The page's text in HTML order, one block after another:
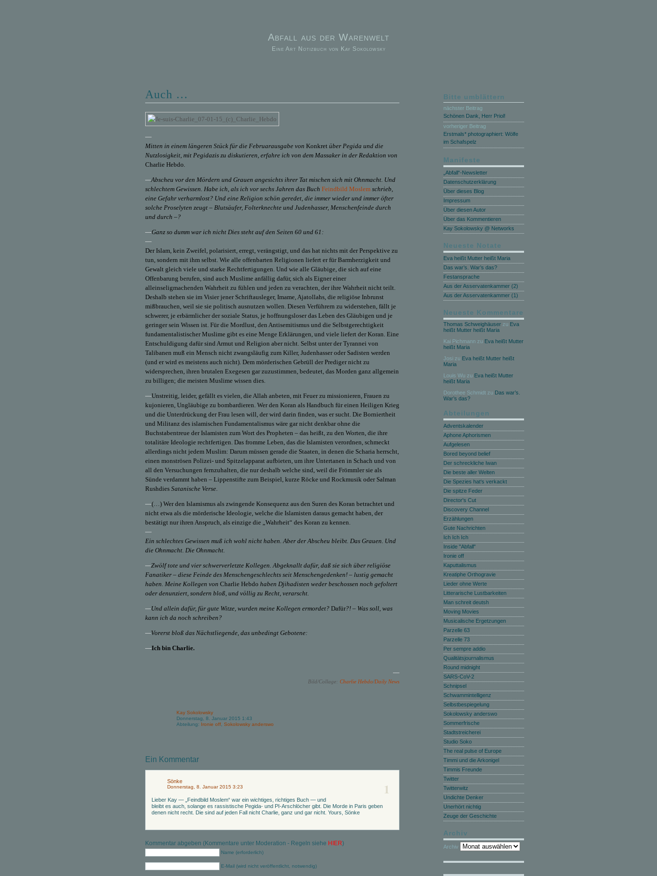
Abfall aus der Warenwelt
Eine Art Notizbuch von Kay Sokolowsky
Auch …
—
Mitten in einem längeren Stück für die Februarausgabe von Konkret über Pegida und die
Nutzlosigkeit, mit Pegidazis zu diskutieren, erfahre ich von dem Massaker in der Redaktion von
Charlie Hebdo.
—Abscheu vor den Mördern und Grauen angesichts ihrer Tat mischen sich mit Ohnmacht. Und
schlechtem Gewissen. Habe ich, als ich vor sechs Jahren das Buch Feindbild Moslem schrieb,
eine Gefahr verharmlost? Und eine Religion schön geredet, die immer wieder und immer öfter
solche Proselyten zeugt – Blutsäufer, Folterknechte und Judenhasser, Menschenfeinde durch
und durch –?
—Ganz so dumm war ich nicht Dies steht auf den Seiten 60 und 61:
—
Der Islam, kein Zweifel, polarisiert, erregt, verängstigt, und das hat nichts mit der Perspektive zu
tun, sondern mit ihm selbst. Wie alle offenbarten Religionen liefert er für Barmherzigkeit und
Gewalt gleich viele und starke Rechtfertigungen. Und wie alle Gläubige, die sich auf eine
Offenbarung berufen, sind auch Muslime anfällig dafür, sich als Eigner einer
alleinseligmachenden Wahrheit zu fühlen und jeden zu verachten, der ihre Wahrheit nicht teilt.
Deshalb stehen sie im Visier jener Schriftausleger, Imame, Ajatollahs, die religiöse Inbrunst
mißbrauchen, weil sie sie politisch ausnutzen wollen. Diesen Verführern zu widerstehen, fällt je
schwerer, je erbärmlicher der soziale Status, je hoffnungsloser das Leben des Gläubigen und je
geringer sein Wissen ist. Für die Mordlust, den Antisemitismus und die Selbstgerechtigkeit
fundamentalistischer Muslime gibt es eine Menge Erklärungen, und viele liefert der Koran. Eine
Entschuldigung dafür sind Armut und Religion aber nicht. Selbst unter der Tyrannei von
Talibanen muß ein Mensch nicht zwangsläufig zum Killer, Judenhasser oder Sadisten werden
(und er wird es meistens auch nicht). Dem mörderischen Gebrüll der Prediger nicht zu
widersprechen, ihren brutalen Exegesen gar zuzustimmen, bedeutet, das Morden ganz allgemein
zu billigen; die meisten Muslime wissen dies.
—Unstreitig, leider, gefällt es vielen, die Allah anbeten, mit Feuer zu missionieren, Frauen zu
kujonieren, Ungläubige zu bombardieren. Wer den Koran als Handbuch für einen Heiligen Krieg
und die Unterdrückung der Frau lesen will, der wird darin finden, was er sucht. Die Borniertheit
und Militanz des islamischen Fundamentalismus wäre gar nicht denkbar ohne die
Buchstabentreue der Islamisten zum Wort des Propheten – das heißt, zu den Worten, die ihre
totalitäre Ideologie rechtfertigen. Das fromme Leben, das die Islamisten verordnen, schmeckt
allerdings nicht jedem Muslim: Darum müssen gerade die Staaten, in denen die Scharia herrscht,
einen monströsen Polizei- und Spitzelapparat aufbieten, um ihre Untertanen in Schach und von
all den Versuchungen fernzuhalten, die nur deshalb welche sind, weil die Frömmler sie als
Sünde verdammt haben – Lippenstifte zum Beispiel, kurze Röcke und Rockmusik oder Salman
Rushdies Satanische Verse.
—(…) Wer den Islamismus als zwingende Konsequenz aus den Suren des Koran betrachtet und
nicht etwa als die mörderische Ideologie, welche die Islamisten daraus gemacht haben, der
bestätigt nur ihren Anspruch, als einzige die „Wahrheit“ des Koran zu kennen.
—
Ein schlechtes Gewissen muß ich wohl nicht haben. Aber der Abscheu bleibt. Das Grauen. Und
die Ohnmacht. Die Ohnmacht.
—Zwölf tote und vier schwerverletzte Kollegen. Abgeknallt dafür, daß sie sich über religiöse
Fanatiker – diese Feinde des Menschengeschlechts seit Menschengedenken! – lustig gemacht
haben. Meine Kollegen von Charlie Hebdo haben Djihadisten weder beschossen noch gefoltert
oder denunziert, sondern bloß, und völlig zu Recht, verarscht.
—Und allein dafür, für gute Witze, wurden meine Kollegen ermordet? Dafür?! – Was soll, was
kann ich da noch schreiben?
—Vorerst bloß das Nächstliegende, das unbedingt Gebotene:
—Ich bin Charlie.
—
Bild/Collage: Charlie Hebdo/Daily News
Kay Sokolowsky
Donnerstag, 8. Januar 2015 1:43
Abteilung: Ironie off Sokolowsky anderswo
Ein Kommentar
Sönke
Donnerstag, 8. Januar 2015 3:23 1
Lieber Kay — „Feindbild Moslem“ war ein wichtiges, richtiges Buch — und
bleibt es auch, solange es rassistische Pegida- und PI-Arschlöcher gibt. Die Morde in Paris geben
denen nicht recht. Die sind auf jeden Fall nicht Charlie, ganz und gar nicht. Yours, Sönke
Kommentar abgeben (Kommentare unter Moderation - Regeln siehe HIER)
Name (erforderlich)
E-Mail (wird nicht veröffentlicht, notwendig)
Bitte umblättern
nächster Beitrag
Schönen Dank, Herr Priol!
vorheriger Beitrag
Erstmals* photographiert: Wölfe
im Schafspelz
Manifeste
„Abfall“-Newsletter
Datenschutzerklärung
Über dieses Blog
Impressum
Über diesen Autor
Über das Kommentieren
Kay Sokolowsky @ Networks
Neueste Notate
Eva heißt Mutter heißt Maria
Das war’s. War’s das?
Festansprache
Aus der Asservatenkammer (2)
Aus der Asservatenkammer (1)
Neueste Kommentare
Thomas Schweighäuser zu Eva
heißt Mutter heißt Maria
Kai Pichmann zu Eva heißt Mutter
heißt Maria
Josi zu Eva heißt Mutter heißt
Maria
Louis Wu zu Eva heißt Mutter
heißt Maria
Dorothee Schmidt zu Das war’s.
War’s das?
Abteilungen
Adventskalender
Aphone Aphorismen
Aufgelesen
Bored beyond belief
Der schreckliche Iwan
Die beste aller Welten
Die Spezies hat‘s verkackt
Die spitze Feder
Director's Cut
Discovery Channel
Erzählungen
Gute Nachrichten
Ich Ich Ich
Inside "Abfall"
Ironie off
Kaputtalismus
Kreatiphe Orthogravie
Lieder ohne Werte
Litterarische Lustbarkeiten
Man schreit deutsh
Moving Movies
Musicalische Ergetzungen
Parzelle 63
Parzelle 73
Per sempre addio
Qualitätsjournalismus
Round midnight
SARS-CoV-2
Schnipsel
Schwammintelligenz
Selbstbespiegelung
Sokolowsky anderswo
Sommerfrische
Stadtstreicherei
Studio Soko
The real pulse of Europe
Timmi und die Arkonigel
Timmis Freunde
Twitter
Twitterwitz
Undichte Denker
Unerhört nichtig
Zeuge der Geschichte
Archiv
Archiv